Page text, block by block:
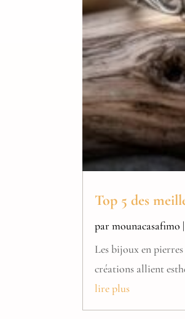
Top 5 des
parmounacasafimo |
Les bijoux en
créations allient
lire plus